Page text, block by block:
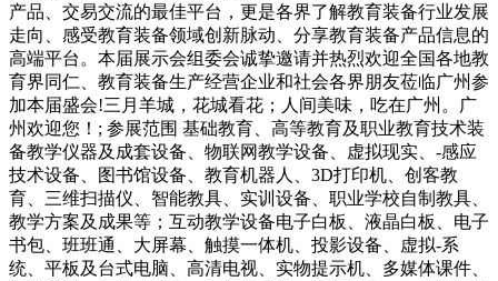
产品、交易交流的最佳平台，更是各界了解教育装备行业发展
走向、感受教育装备领域创新脉动、分享教育装备产品信息的
高端平台。本届展示会组委会诚挚邀请并热烈欢迎全国各地教
育界同仁、教育装备生产经营企业和社会各界朋友莅临广州参
加本届盛会!三月羊城，花城看花；人间美味，吃在广州。广
州欢迎您！; 参展范围 基础教育、高等教育及职业教育技术装
备教学仪器及成套设备、物联网教学设备、虚拟现实、-感应
技术设备、图书馆设备、教育机器人、3D打印机、创客教
育、三维扫描仪、智能教具、实训设备、职业学校自制教具、
教学方案及成果等；互动教学设备电子白板、液晶白板、电子
书包、班班通、大屏幕、触摸一体机、投影设备、虚拟-系
统、平板及台式电脑、高清电视、实物提示机、多媒体课件、